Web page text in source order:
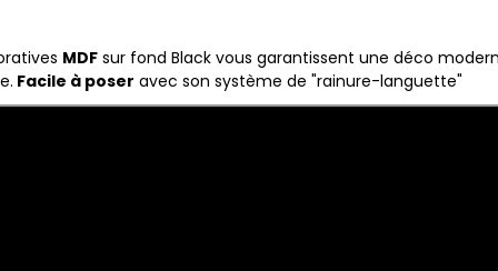
MDF sur fond Black vous garantissent une déco
Facile à poser avec son système de "rainure-languette"